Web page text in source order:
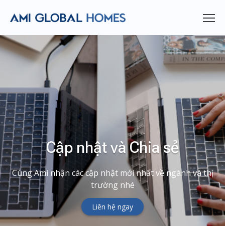
Cập nhật và Chia sẻ
Cùng Ami nhận các cập nhật mới nhất về ngành và thị
trường nhé
Liên hệ ngay